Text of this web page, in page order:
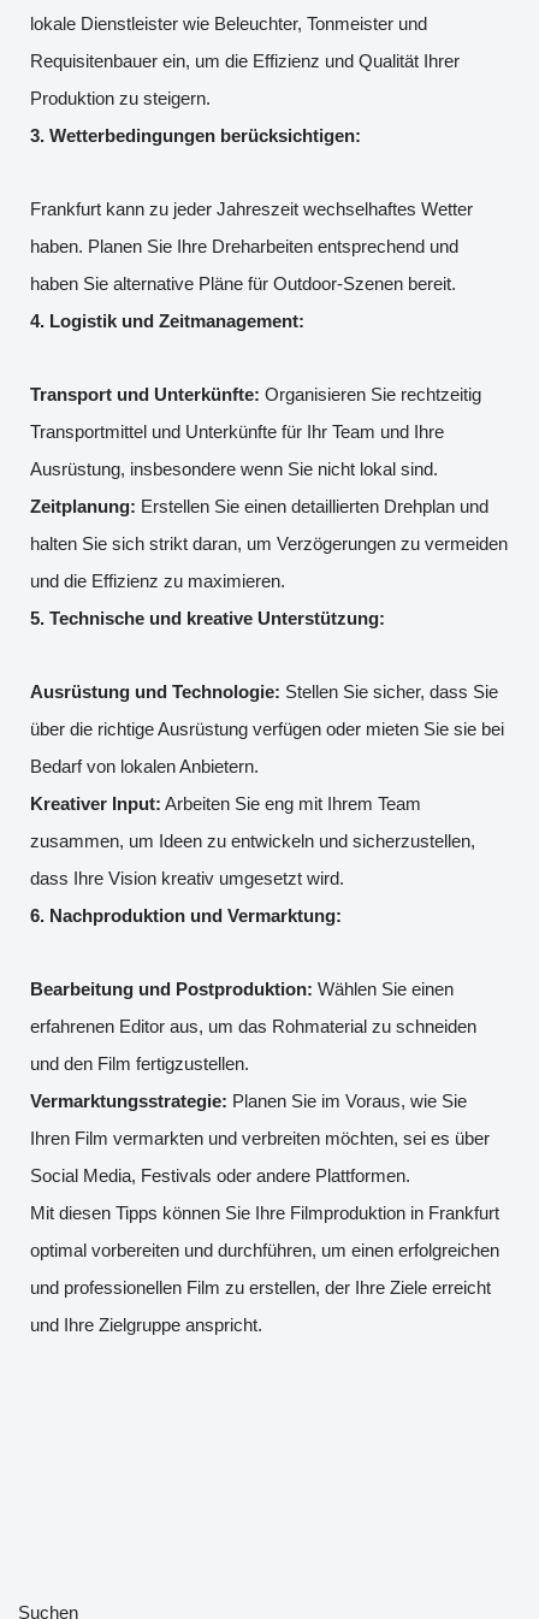
lokale Dienstleister wie Beleuchter, Tonmeister und
Requisitenbauer ein, um die Effizienz und Qualität Ihrer
Produktion zu steigern.
3. Wetterbedingungen berücksichtigen:
Frankfurt kann zu jeder Jahreszeit wechselhaftes Wetter
haben. Planen Sie Ihre Dreharbeiten entsprechend und
haben Sie alternative Pläne für Outdoor-Szenen bereit.
4. Logistik und Zeitmanagement:
Transport und Unterkünfte: Organisieren Sie rechtzeitig
Transportmittel und Unterkünfte für Ihr Team und Ihre
Ausrüstung, insbesondere wenn Sie nicht lokal sind.
Zeitplanung: Erstellen Sie einen detaillierten Drehplan und
halten Sie sich strikt daran, um Verzögerungen zu vermeiden
und die Effizienz zu maximieren.
5. Technische und kreative Unterstützung:
Ausrüstung und Technologie: Stellen Sie sicher, dass Sie
über die richtige Ausrüstung verfügen oder mieten Sie sie bei
Bedarf von lokalen Anbietern.
Kreativer Input: Arbeiten Sie eng mit Ihrem Team
zusammen, um Ideen zu entwickeln und sicherzustellen,
dass Ihre Vision kreativ umgesetzt wird.
6. Nachproduktion und Vermarktung:
Bearbeitung und Postproduktion: Wählen Sie einen
erfahrenen Editor aus, um das Rohmaterial zu schneiden
und den Film fertigzustellen.
Vermarktungsstrategie: Planen Sie im Voraus, wie Sie
Ihren Film vermarkten und verbreiten möchten, sei es über
Social Media, Festivals oder andere Plattformen.
Mit diesen Tipps können Sie Ihre Filmproduktion in Frankfurt
optimal vorbereiten und durchführen, um einen erfolgreichen
und professionellen Film zu erstellen, der Ihre Ziele erreicht
und Ihre Zielgruppe anspricht.
Suchen